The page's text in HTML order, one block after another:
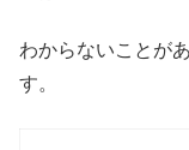
わからないことが
す。